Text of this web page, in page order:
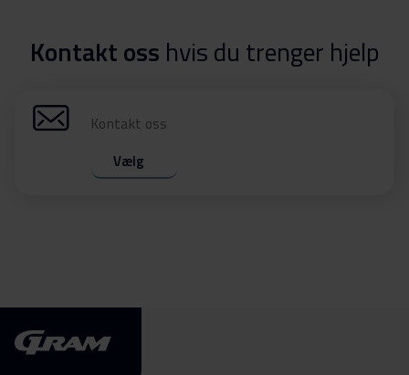
Kontakt oss hvis du trenger hjelp
Kontakt oss
Vælg